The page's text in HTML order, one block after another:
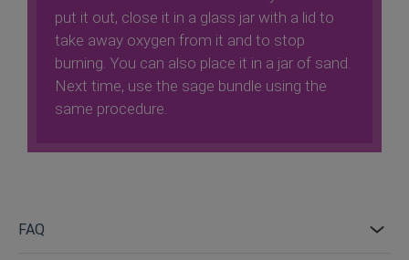
put it out, close it in a glass jar with a lid to
take away oxygen from it and to stop
burning. You can also place it in a jar of sand.
Next time, use the sage bundle using the
same procedure.
FAQ